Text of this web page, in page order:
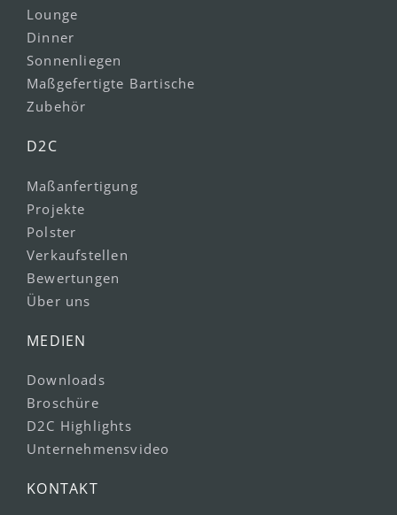
Lounge
Dinner
Sonnenliegen
Maßgefertigte Bartische
Zubehör
D2C
Maßanfertigung
Projekte
Polster
Verkaufstellen
Bewertungen
Über uns
MEDIEN
Downloads
Broschüre
D2C Highlights
Unternehmensvideo
KONTAKT